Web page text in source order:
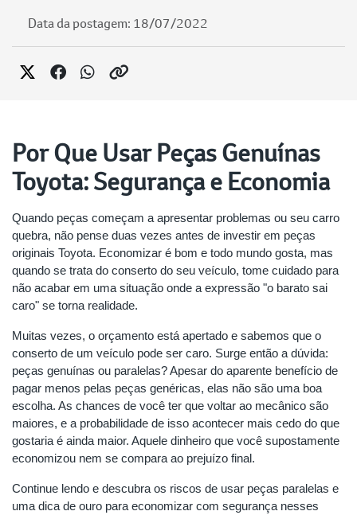
Data da postagem: 18/07/2022
Por Que Usar Peças Genuínas
Toyota: Segurança e Economia
Quando peças começam a apresentar problemas ou seu carro
quebra, não pense duas vezes antes de investir em peças
originais Toyota. Economizar é bom e todo mundo gosta, mas
quando se trata do conserto do seu veículo, tome cuidado para
não acabar em uma situação onde a expressão "o barato sai
caro" se torna realidade.
Muitas vezes, o orçamento está apertado e sabemos que o
conserto de um veículo pode ser caro. Surge então a dúvida:
peças genuínas ou paralelas? Apesar do aparente benefício de
pagar menos pelas peças genéricas, elas não são uma boa
escolha. As chances de você ter que voltar ao mecânico são
maiores, e a probabilidade de isso acontecer mais cedo do que
gostaria é ainda maior. Aquele dinheiro que você supostamente
economizou nem se compara ao prejuízo final.
Continue lendo e descubra os riscos de usar peças paralelas e
uma dica de ouro para economizar com segurança nesses